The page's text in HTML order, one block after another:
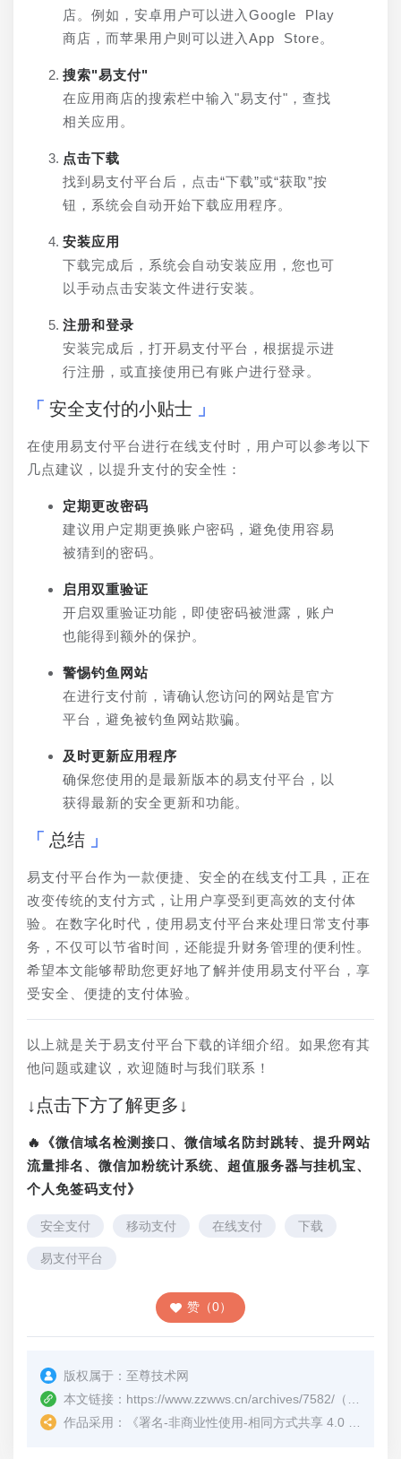
店。例如，安卓用户可以进入Google Play
商店，而苹果用户则可以进入App Store。
搜索"易支付"
在应用商店的搜索栏中输入"易支付"，查找
相关应用。
点击下载
找到易支付平台后，点击“下载”或“获取”按
钮，系统会自动开始下载应用程序。
安装应用
下载完成后，系统会自动安装应用，您也可
以手动点击安装文件进行安装。
注册和登录
安装完成后，打开易支付平台，根据提示进
行注册，或直接使用已有账户进行登录。
安全支付的小贴士
在使用易支付平台进行在线支付时，用户可以参考以下
几点建议，以提升支付的安全性：
定期更改密码
建议用户定期更换账户密码，避免使用容易
被猜到的密码。
启用双重验证
开启双重验证功能，即使密码被泄露，账户
也能得到额外的保护。
警惕钓鱼网站
在进行支付前，请确认您访问的网站是官方
平台，避免被钓鱼网站欺骗。
及时更新应用程序
确保您使用的是最新版本的易支付平台，以
获得最新的安全更新和功能。
总结
易支付平台作为一款便捷、安全的在线支付工具，正在
改变传统的支付方式，让用户享受到更高效的支付体
验。在数字化时代，使用易支付平台来处理日常支付事
务，不仅可以节省时间，还能提升财务管理的便利性。
希望本文能够帮助您更好地了解并使用易支付平台，享
受安全、便捷的支付体验。
以上就是关于易支付平台下载的详细介绍。如果您有其
他问题或建议，欢迎随时与我们联系！
↓点击下方了解更多↓
🔥《微信域名检测接口、微信域名防封跳转、提升网站
流量排名、微信加粉统计系统、超值服务器与挂机宝、
个人免签码支付》
安全支付 移动支付 在线支付 下载
易支付平台
赞（0）
版权属于： 至尊技术网
本文链接： https://www.zzwws.cn/archives/7582/ （转载时请注明本文出处及文章链接）
作品采用：
《署名-非商业性使用-相同方式共享 4.0 国际 (CC BY-NC-SA 4.0)